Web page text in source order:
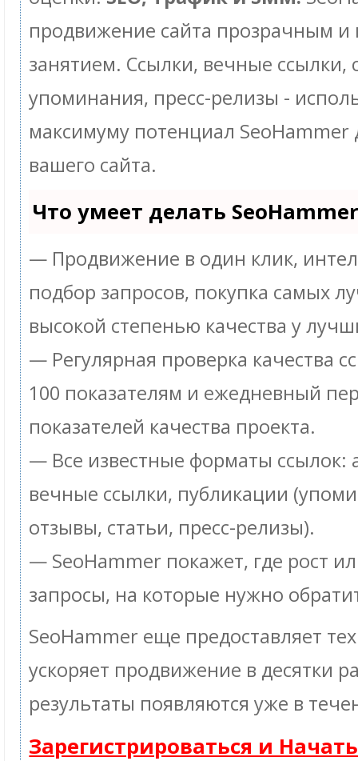
продвижение сайта прозрачным и
занятием. Ссылки, вечные ссылки,
упоминания, пресс-релизы -
максимуму потенциал
вашего сайта.
Что умеет делать
— Продвижение в один клик,
подбор запросов, покупка самых
высокой степенью качества у
— Регулярная проверка качества
100 показателям и ежедневный
показателей качества проекта.
— Все известные форматы ссылок:
вечные ссылки, публикации
отзывы, статьи, пресс-релизы).
— SeoHammer покажет, где рост
запросы, на которые нужно
SeoHammer еще предоставляет
ускоряет продвижение в десятки
результаты появляются уже в
Зарегистрироваться и